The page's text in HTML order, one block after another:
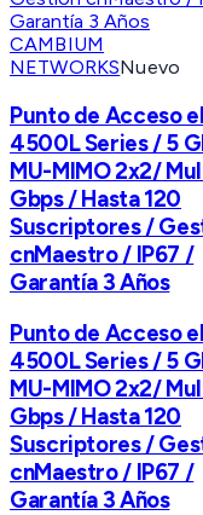
CAMBIUM
NETWORKSNuevo
Punto de Acceso
4500L Series / 5
MU-MIMO 2x2/
Gbps / Hasta 120
Suscriptores /
cnMaestro / IP67 /
Garantía 3 Años
Punto de Acceso
4500L Series / 5
MU-MIMO 2x2/
Gbps / Hasta 120
Suscriptores /
cnMaestro / IP67 /
Garantía 3 Años